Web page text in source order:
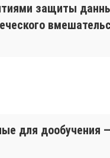
защиты
для